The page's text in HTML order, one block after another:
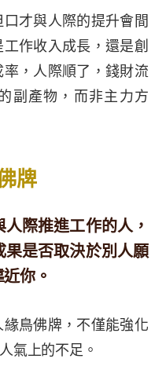
才與人際的提升會間
作收入成長，還是創
，人際順了，錢財流
副產物，而非主力方
牌
際推進工作的人，
果是否取決於別人願
你。
鳥佛牌，不僅能強化
氣上的不足。